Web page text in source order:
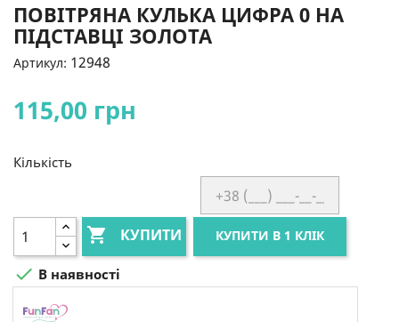
ПОВІТРЯНА КУЛЬКА ЦИФРА 0 НА
ПІДСТАВЦІ ЗОЛОТА
Артикул: 12948
115,00 грн
Кількість
 КУПИТИ КУПИТИ В 1 КЛІК
 В наявності